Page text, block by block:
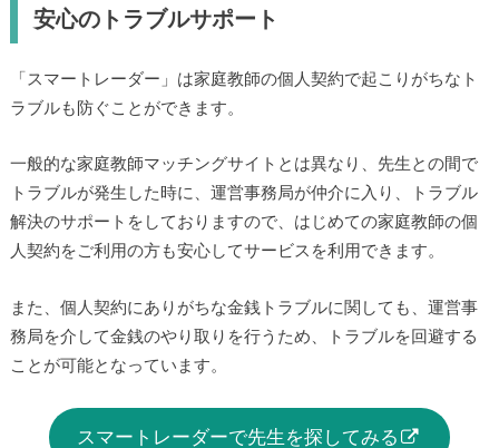
安心のトラブルサポート
「スマートレーダー」は家庭教師の個人契約で起こりがちなト
ラブルも防ぐことができます。
一般的な家庭教師マッチングサイトとは異なり、先生との間で
トラブルが発生した時に、運営事務局が仲介に入り、トラブル
解決のサポートをしておりますので、はじめての家庭教師の個
人契約をご利用の方も安心してサービスを利用できます。
また、個人契約にありがちな金銭トラブルに関しても、運営事
務局を介して金銭のやり取りを行うため、トラブルを回避する
ことが可能となっています。
スマートレーダーで先生を探してみる